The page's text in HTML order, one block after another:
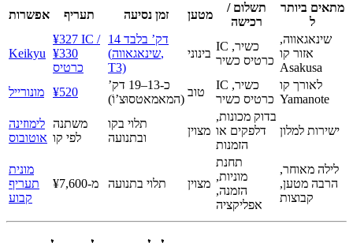
אפשרות תעריף זמן נסיעה מטען
תשלום /
רכישה
מתאים ביותר
ל
Keikyu
¥327 IC /
¥330
כרטיס
14 דק’ בלבד
(שינאגאווה,
T3)
בינוני
IC כשיר,
כרטיס כשיר
שינאגאווה,
אזור קו
Asakusa
מונורייל
¥520
כ-13–19 דק’
(המאמאטסוּצ’וֹ)
טוב
IC כשיר,
כרטיס כשיר
לאורך קו
Yamanote
לימוזינה
אוטובוס
משתנה
לפי קו
תלוי בקו
ובתנועה
מצוין
בדוק מכונות,
דלפקים או
הזמנות
ישירות למלון
מונית
תעריף
קבוע
מ-¥7,600 תלוי בתנועה מצוין
תחנת
מוניות,
הזמנה,
אפליקציה
לילה מאוחר,
הרבה מטען,
קבוצות